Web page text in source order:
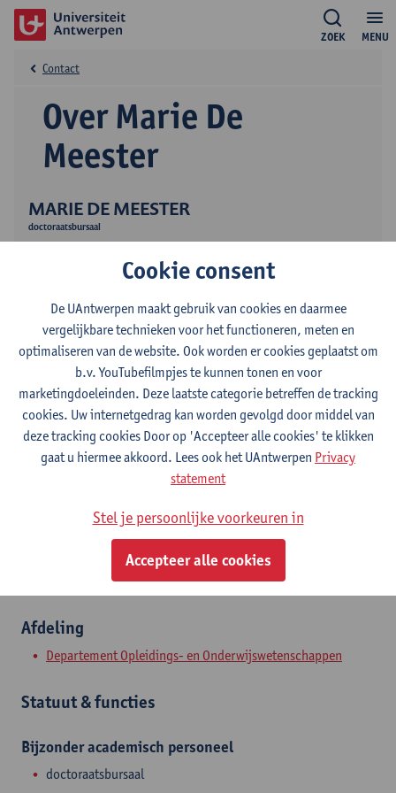
MENU
ZOEK
MARIE DE MEESTER
doctoraatsbursaal
Over Marie De
Meester
Contact
Contact
Stadscampus
Sint-Jacobstraat 2
2000 Antwerpen, BEL
Afdeling
Departement Opleidings- en Onderwijswetenschappen
Statuut & functies
Bijzonder academisch personeel
doctoraatsbursaal
Cookie consent
De UAntwerpen maakt gebruik van cookies en daarmee
vergelijkbare technieken voor het functioneren, meten en
optimaliseren van de website. Ook worden er cookies geplaatst om
b.v. YouTubefilmpjes te kunnen tonen en voor
marketingdoeleinden. Deze laatste categorie betreffen de tracking
cookies. Uw internetgedrag kan worden gevolgd door middel van
deze tracking cookies Door op 'Accepteer alle cookies' te klikken
gaat u hiermee akkoord. Lees ook het UAntwerpen Privacy
statement
Stel je persoonlijke voorkeuren in
Accepteer alle cookies